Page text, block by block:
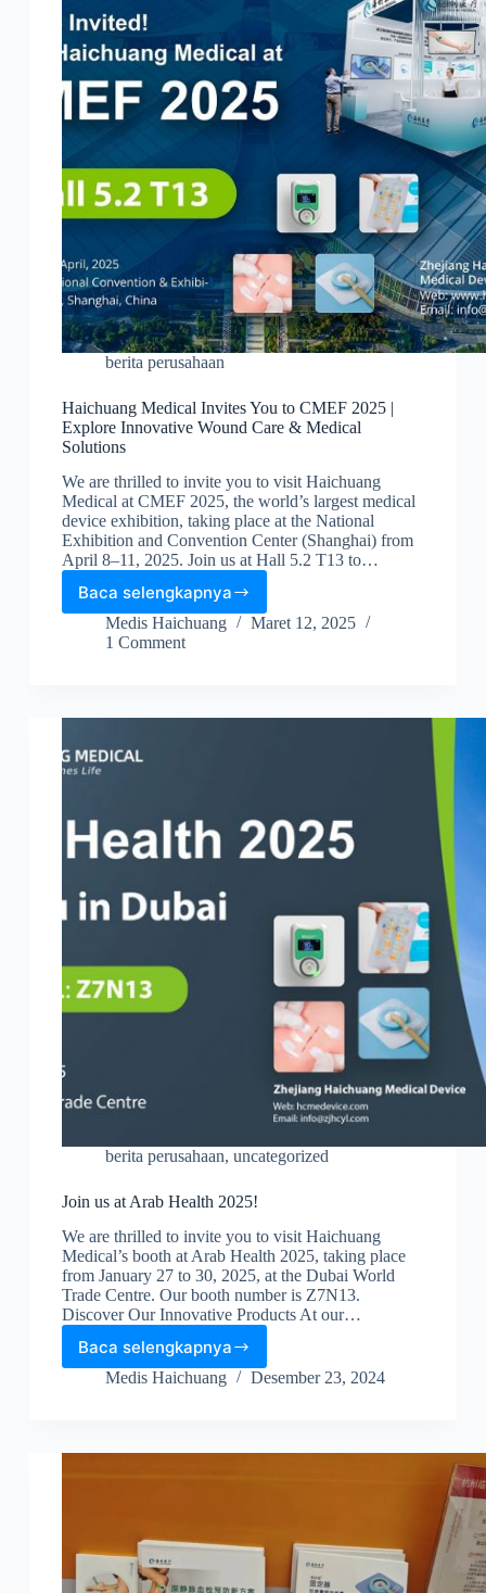
berita perusahaan
Haichuang Medical Invites You to CMEF 2025 |
Explore Innovative Wound Care & Medical
Solutions
We are thrilled to invite you to visit Haichuang
Medical at CMEF 2025, the world’s largest medical
device exhibition, taking place at the National
Exhibition and Convention Center (Shanghai) from
April 8–11, 2025. Join us at Hall 5.2 T13 to…
Baca selengkapnya
Medis Haichuang
Maret 12, 2025
1 Comment
berita perusahaan, uncategorized
Join us at Arab Health 2025!
We are thrilled to invite you to visit Haichuang
Medical’s booth at Arab Health 2025, taking place
from January 27 to 30, 2025, at the Dubai World
Trade Centre. Our booth number is Z7N13.
Discover Our Innovative Products At our…
Baca selengkapnya
Medis Haichuang Desember 23, 2024